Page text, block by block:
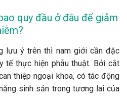
quy đầu ở đâu để giảm
lưu ý trên thì nam giới cần đặc
tế thực hiện phẫu thuật. Bởi cắt
thiệp ngoại khoa, có tác động
sinh sản trong tương lai của